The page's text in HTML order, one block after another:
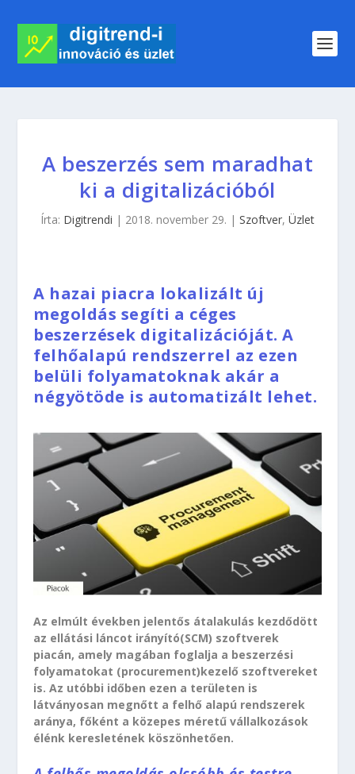
A beszerzés sem maradhat
ki a digitalizációból
Írta: Digitrendi | 2018. november 29. | Szoftver, Üzlet
A hazai piacra lokalizált új
megoldás segíti a céges
beszerzések digitalizációját. A
felhőalapú rendszerrel az ezen
belüli folyamatoknak akár a
négyötöde is automatizált lehet.
Az elmúlt években jelentős átalakulás kezdődött
az ellátási láncot irányító(SCM) szoftverek
piacán, amely magában foglalja a beszerzési
folyamatokat (procurement)kezelő szoftvereket
is. Az utóbbi időben ezen a területen is
látványosan megnőtt a felhő alapú rendszerek
aránya, főként a közepes méretű vállalkozások
élénk keresletének köszönhetően.